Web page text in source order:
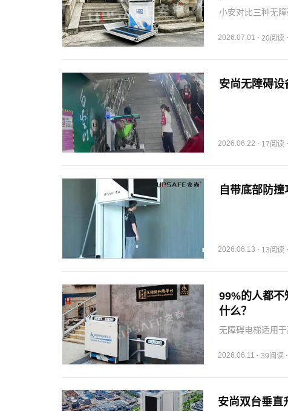
小安对比三种无
2026.07.01 · 20阅读 ·
安尚无障碍
2026.06.22 · 17阅读 ·
自带底部防
2026.06.13 · 13阅读 ·
99%的人都不
什么？
无障碍电梯适用
2026.06.11 · 39阅读 ·
安尚双台垂直